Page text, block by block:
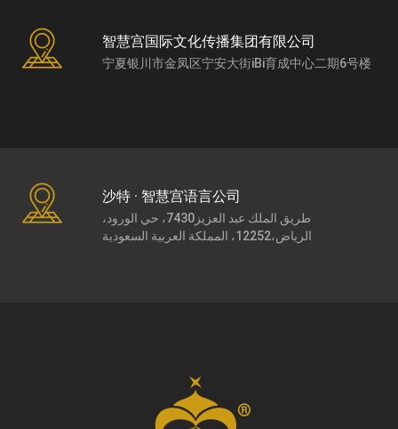
智慧宫国际文化传播集团有限公司
宁夏银川市金凤区宁安大街iBi育成中心二期6号楼
沙特 · 智慧宫语言公司
طريق الملك عبد العزيز7430، حي الورود،
الرياض،12252، المملكة العربية السعودية